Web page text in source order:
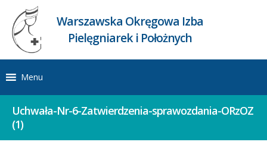
Warszawska Okręgowa Izba
Pielęgniarek i Położnych
Menu
Uchwała-Nr-6-Zatwierdzenia-sprawozdania-ORzOZ
(1)